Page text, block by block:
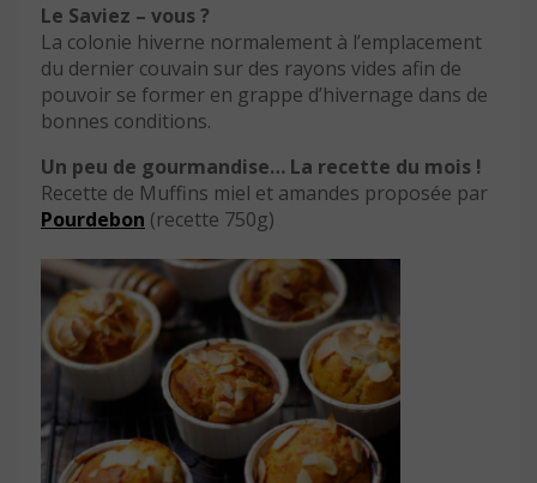
Le Saviez – vous ?
La colonie hiverne normalement à l’emplacement
du dernier couvain sur des rayons vides afin de
pouvoir se former en grappe d’hivernage dans de
bonnes conditions.
Un peu de gourmandise… La recette du mois !
Recette de Muffins miel et amandes proposée par
Pourdebon (recette 750g)